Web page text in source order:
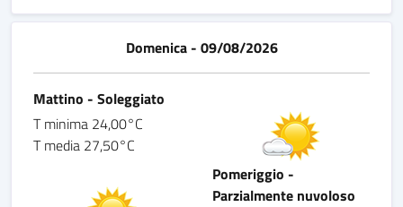
Domenica - 09/08/2026
Mattino - Soleggiato
T minima 24,00°C
T media 27,50°C
Pomeriggio -
Parzialmente nuvoloso